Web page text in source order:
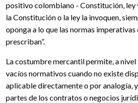
positivo colombiano - Constitución, ley
la Constitución o la ley la invoquen,
oponga a lo que las normas imperativas
prescriban”.
La costumbre mercantil permite, a
vacíos normativos cuando no existe
aplicable directamente o por analogía,
partes de los contratos o negocios